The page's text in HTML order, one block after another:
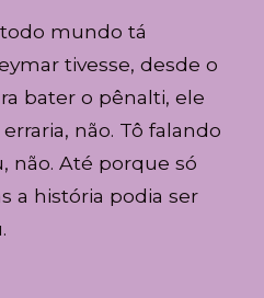
mundo tá
tivesse, desde o
bater o pênalti, ele
não. Tô falando
não. Até porque só
a história podia ser